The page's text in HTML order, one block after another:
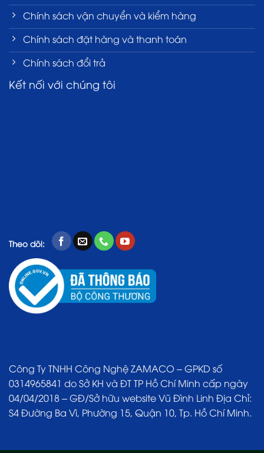
Chính sách vận chuyển và kiểm hàng
Chính sách đặt hàng và thanh toán
Chính sách đổi trả
Kết nối với chúng tôi
Theo dõi:
Công Ty TNHH Công Nghệ ZAMACO – GPKD số
0314965841 do Sở KH và ĐT TP Hồ Chí Minh cấp ngày
04/04/2018 – GĐ/Sở hữu website Vũ Đình Linh Địa Chỉ:
S4 Đường Ba Vì, Phường 15, Quận 10, Tp. Hồ Chí Minh.